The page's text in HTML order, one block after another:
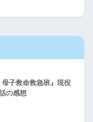
子救命救急班』現役
の感想